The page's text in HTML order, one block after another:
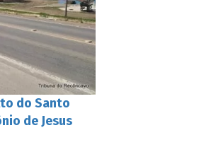
do Santo
de Jesus